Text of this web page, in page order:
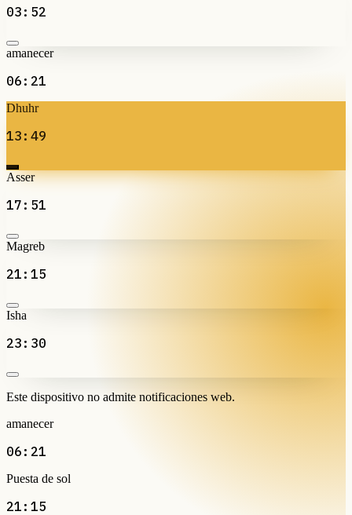
03:52
amanecer
06:21
Dhuhr
13:49
Asser
17:51
Magreb
21:15
Isha
23:30
Este dispositivo no admite notificaciones web.
amanecer
06:21
Puesta de sol
21:15